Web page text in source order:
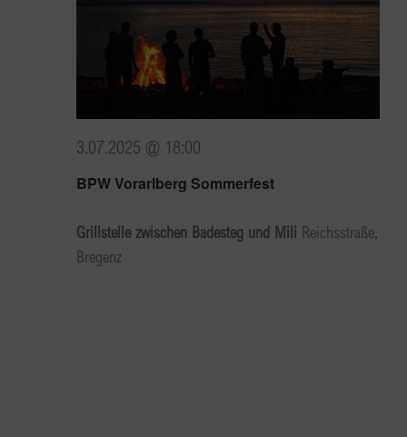
BPW Vorarlberg Sommerfest
3.07.2025 @ 18:00
Grillstelle zwischen Badesteg und Mili Reichsstraße,
Bregenz